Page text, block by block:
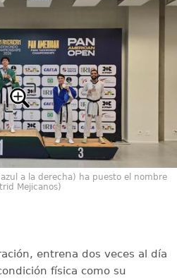
a la derecha) ha puesto el nombre
Mejicanos)
entrena dos veces al día
física como su